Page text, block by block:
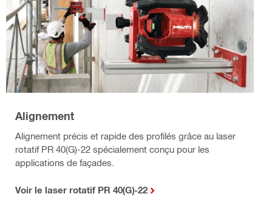
Alignement
Alignement précis et rapide des profilés grâce au laser
rotatif PR 40(G)-22 spécialement conçu pour les
applications de façades.
Voir le laser rotatif PR 40(G)-22